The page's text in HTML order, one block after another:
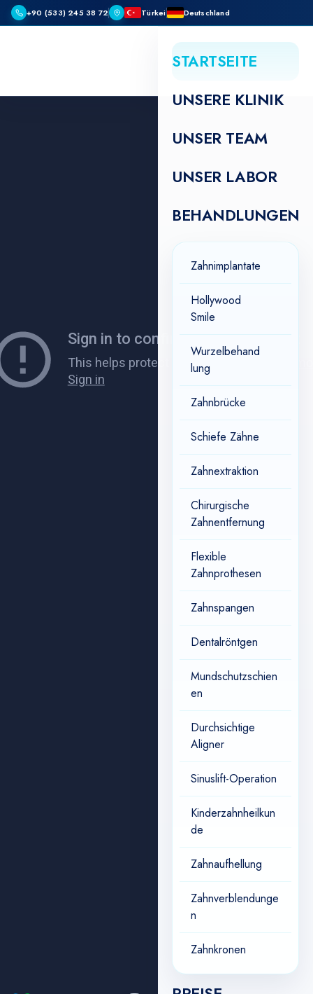
+90 (533) 245 38 72 Türkei Deutschland
STARTSEITE
UNSERE KLINIK
UNSER TEAM
UNSER LABOR
BEHANDLUNGEN
Zahnimplantate
Hollywood
Smile
Wurzelbehand
lung
Zahnbrücke
Schiefe Zähne
Zahnextraktion
Chirurgische
Zahnentfernung
Flexible
Zahnprothesen
Zahnspangen
Dentalröntgen
Mundschutzschien
en
Durchsichtige
Aligner
Sinuslift-Operation
Kinderzahnheilkun
de
Zahnaufhellung
Zahnverblendunge
n
Zahnkronen